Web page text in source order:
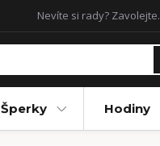
Nevíte si rady? Zavolejte.
Šperky Hodiny